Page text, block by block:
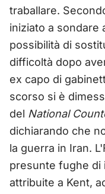
traballare.
iniziato a sondare
possibilità di
difficoltà dopo
ex capo di
scorso si è
del National
dichiarando che
la guerra in Iran.
presunte fughe di
attribuite a Kent,